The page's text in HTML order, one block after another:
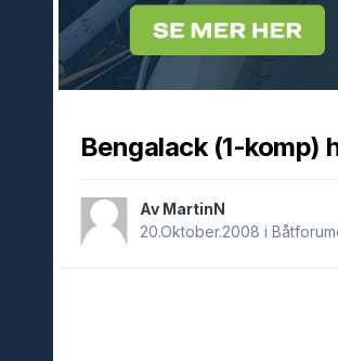
Bengalack (1-komp)
Av MartinN
20.Oktober.2008 i